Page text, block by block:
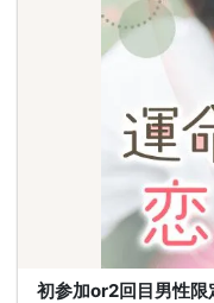
初参加or2回目男性限